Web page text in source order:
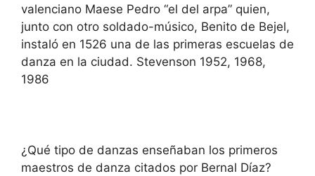
valenciano Maese Pedro “el del arpa” quien,
junto con otro soldado-músico, Benito de Bejel,
instaló en 1526 una de las primeras escuelas de
danza en la ciudad. Stevenson 1952, 1968,
1986
¿Qué tipo de danzas enseñaban los primeros
maestros de danza citados por Bernal Díaz?